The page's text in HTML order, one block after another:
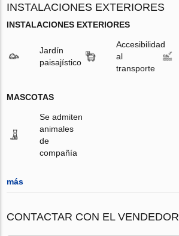
INSTALACIONES EXTERIORES
INSTALACIONES EXTERIORES
Jardín
paisajístico
Accesibilidad
al
transporte
MASCOTAS
Se admiten
animales
de
compañía
más
CONTACTAR CON EL VENDEDOR